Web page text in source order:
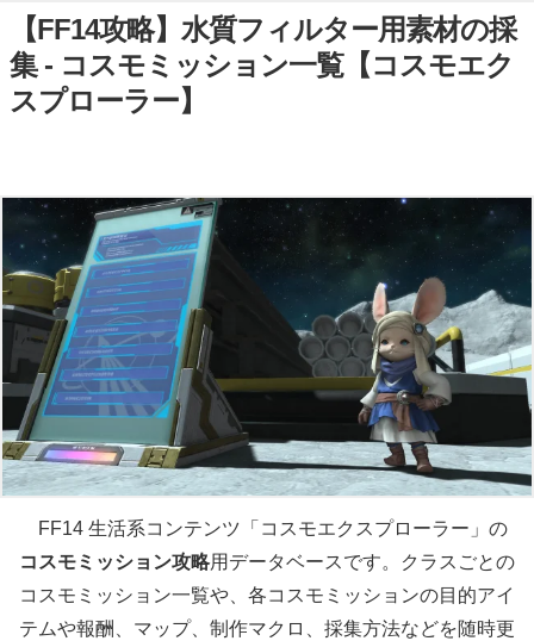
【FF14攻略】水質フィルター用素材の採
集 - コスモミッション一覧【コスモエク
スプローラー】
FF14 生活系コンテンツ「コスモエクスプローラー」の
コスモミッション攻略用データベースです。クラスごとの
コスモミッション一覧や、各コスモミッションの目的アイ
テムや報酬、マップ、制作マクロ、採集方法などを随時更